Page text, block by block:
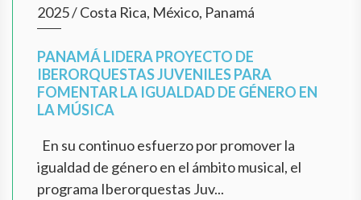
2025/Costa Rica, México, Panamá
PANAMÁ LIDERA PROYECTO DE
IBERORQUESTAS JUVENILES PARA
FOMENTAR LA IGUALDAD DE GÉNERO EN
LA MÚSICA
En su continuo esfuerzo por promover la
igualdad de género en el ámbito musical, el
programa Iberorquestas Juv...